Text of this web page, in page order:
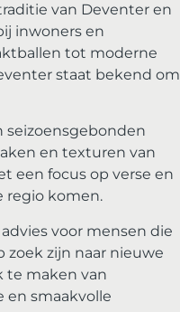
van Deventer en
inwoners en
tot moderne
staat bekend om
seizoensgebonden
en texturen van
een focus op verse en
regio komen.
voor mensen die
zijn naar nieuwe
te maken van
smaakvolle